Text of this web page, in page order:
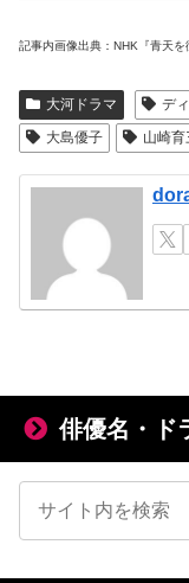
記事内画像出典：NHK『青天を
大河ドラマ デ
大島優子
山崎育
俳優名・ド